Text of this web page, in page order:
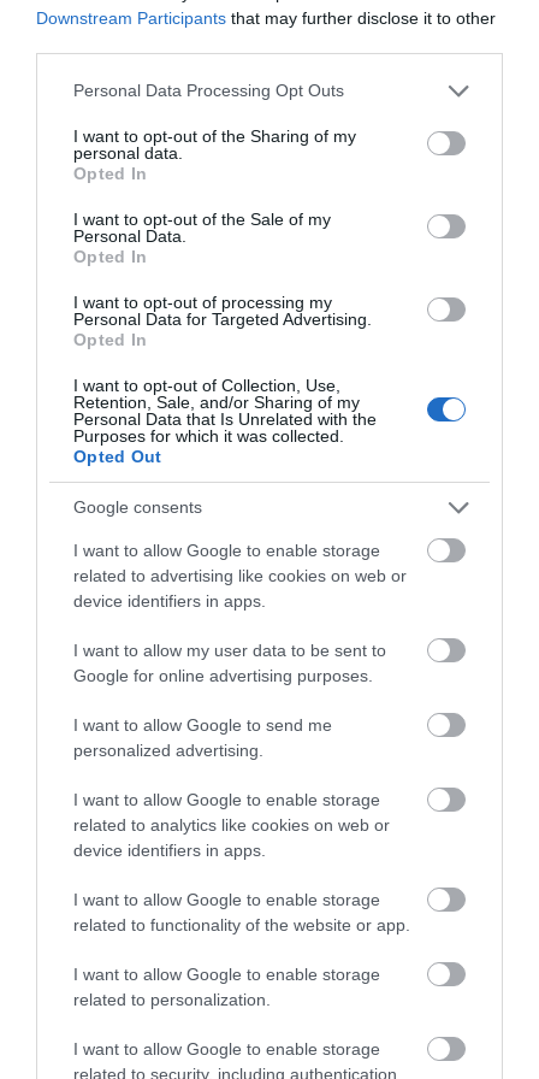
Downstream Participants that may further disclose it to other
Please note that this website/app uses one or more Google
not limited to your visit or usage behaviour. You may click to
grant or deny consent to Google and its third-party tags to
use your data for below specified purposes in below Google
consent section.
Personal Data Processing Opt Outs
I want to opt-out of the Sharing of my
personal data.
Opted In
I want to opt-out of the Sale of my
Personal Data.
Opted In
I want to opt-out of processing my
Personal Data for Targeted Advertising.
Opted In
I want to opt-out of Collection, Use,
Retention, Sale, and/or Sharing of my
Personal Data that Is Unrelated with the
Purposes for which it was collected.
Opted Out
Google consents
I want to allow Google to enable storage
related to advertising like cookies on web or
device identifiers in apps.
I want to allow my user data to be sent to
Google for online advertising purposes.
I want to allow Google to send me
personalized advertising.
I want to allow Google to enable storage
related to analytics like cookies on web or
device identifiers in apps.
I want to allow Google to enable storage
related to functionality of the website or app.
I want to allow Google to enable storage
related to personalization.
I want to allow Google to enable storage
related to security, including authentication
07.08.2026 | 10:45
έφτασαν σε αυτό το χωριό της
07.08.2026 | 10:30
στην Εύβοια: Ετσι σώθηκε το
Προκόπι από τη μεγάλη φωτιά
Είσαι διακοπές στην Εύβοια και
στο «Παλιό Πιθάρι»!
07.08.2026 | 10:00
Σίμος Κεδίκογλου: Η κίνηση του
βουλευτή που «τρέλανε»
εθελοντές στην Εύβοια
Ιός Δυτικού Νείλου: 65 κρούσματα
στην Ελλάδα – Έξι νεκροί και 20
07.08.2026 | 09:30
Υπό έλεγχο η φωτιά στην Σκύρο –
Συνελήφθη μία 63χρονη γυναίκα
Εύβοια: Σε αυτό το γραφικό χωριό
Μεταμόρφωση του Σωτήρος
07.08.2026 | 09:00
Ποιες περιοχές δεν θα έχουν
ρεύμα σήμερα στην Εύβοια
ΠΕΡΙΣΣΟΤΕΡΑ ΑΠΟ ΔΙΕΘΝΗ
Air India: Το
αεροσκάφος έχασε
τραυματίες
Βρετανία: Σε εξάμηνη
διαθεσιμότητα
Έλληνας γιατρός του
σεξουαλική
Σοκαριστικό βίντεο:
Αρκούδα γκρίζλι
εκατοστά από ψαρά
Η Γη ίσως τελικά να μην
επιστημονική μελέτη